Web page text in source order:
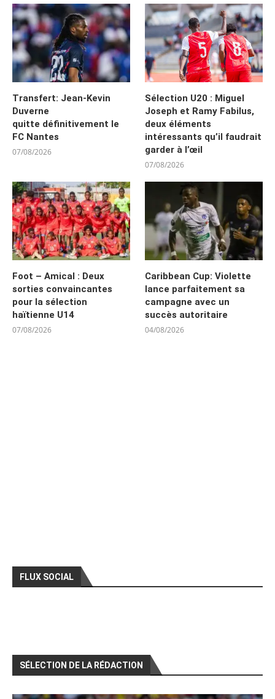
Transfert: Jean-Kevin
Duverne
quitte définitivement le
FC Nantes
07/08/2026
Sélection U20 : Miguel
Joseph et Ramy Fabilus,
deux éléments
intéressants qu’il faudrait
garder à l’œil
07/08/2026
Foot – Amical : Deux
sorties convaincantes
pour la sélection
haïtienne U14
07/08/2026
Caribbean Cup: Violette
lance parfaitement sa
campagne avec un
succès autoritaire
04/08/2026
FLUX SOCIAL
SÉLECTION DE LA RÉDACTION